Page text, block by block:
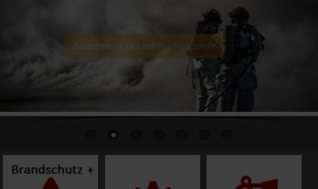
Zusammenarbeit mit der Feuerwehr